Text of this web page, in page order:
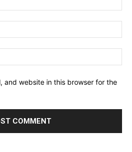
and website in this browser for the